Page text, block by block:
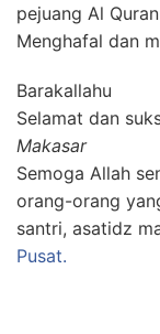
pejuang Al Quran
Menghafal dan
Barakallahu
Selamat dan
Makasar
Semoga Allah
orang-orang
santri, asatidz
Pusat.